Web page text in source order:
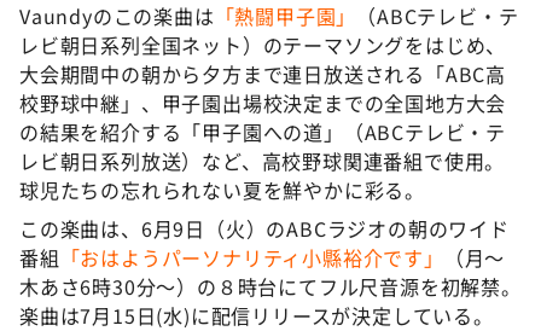
Vaundyのこの楽曲は 「熱闘甲子園」
（ABCテレビ・テ
レビ朝日系列全国ネット）のテーマソングをはじめ、
大会期間中の朝から夕方まで連日放送される「ABC高
校野球中継」、甲子園出場校決定までの全国地方大会
の結果を紹介する「甲子園への道」（ABCテレビ・テ
レビ朝日系列放送）など、高校野球関連番組で使用。
球児たちの忘れられない夏を鮮やかに彩る。
この楽曲は、6月9日（火）のABCラジオの朝のワイド
番組 「おはようパーソナリティ小縣裕介です」
（月～
木あさ6時30分～）の８時台にてフル尺音源を初解禁。
楽曲は7月15日(水)に配信リリースが決定している。